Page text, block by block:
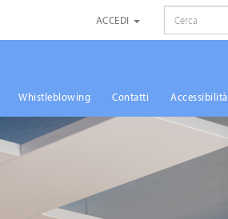
ACCEDI
Whistleblowing Contatti Accessibilità